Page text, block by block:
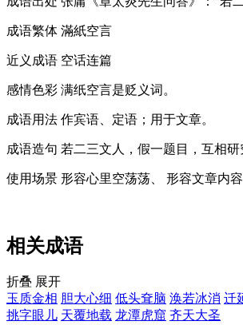
成语繁体 滿紙空言
近义成语 空话连篇
感情色彩 满纸空言是贬义词。
成语用法 作宾语、定语；用于文章。
成语造句 若二三文人，假一题目，互相
使用场景 形容心里空荡荡、 形容文章内
相关成语
折叠 展开
玉质金相 胆大心细 低头耷脑 涣若冰消 迁
挑字眼儿 天覆地载 龙潭虎窟 齐天大圣